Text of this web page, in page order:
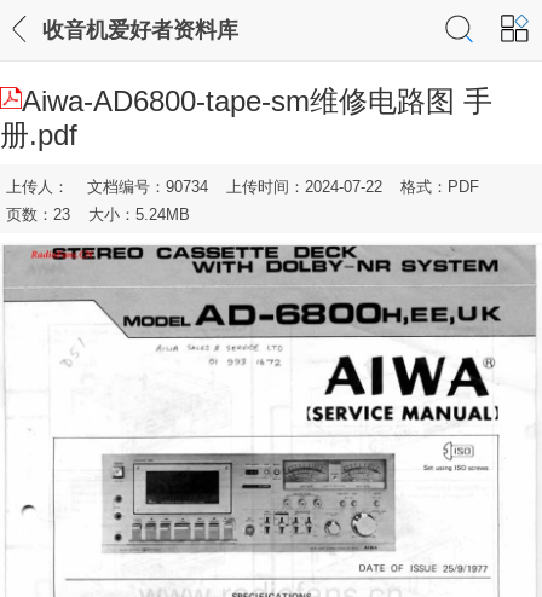
收音机爱好者资料库
Aiwa-AD6800-tape-sm维修电路图 手
册.pdf
上传人： 文档编号：90734 上传时间：2024-07-22
格式：PDF
页数：23
大小：5.24MB